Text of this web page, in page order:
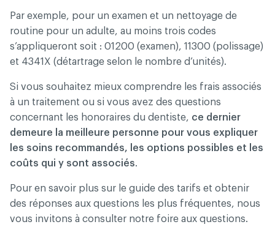
Par exemple, pour un examen et un nettoyage de
routine pour un adulte, au moins trois codes
s’appliqueront soit : 01200 (examen), 11300 (polissage)
et 4341X (détartrage selon le nombre d’unités).
Si vous souhaitez mieux comprendre les frais associés
à un traitement ou si vous avez des questions
concernant les honoraires du dentiste, ce dernier
demeure la meilleure personne pour vous expliquer
les soins recommandés, les options possibles et les
coûts qui y sont associés.
Pour en savoir plus sur le guide des tarifs et obtenir
des réponses aux questions les plus fréquentes, nous
vous invitons à consulter notre foire aux questions.